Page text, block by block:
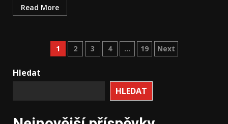
Read More
Stránkování
1 2 3 4 … 19 Next
Hledat
HLEDAT